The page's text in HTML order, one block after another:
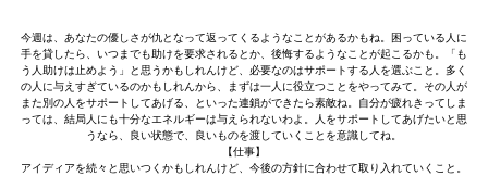
今週は、あなたの優しさが仇となって返ってくるようなことがあるかもね。困っている人に
手を貸したら、いつまでも助けを要求されるとか、後悔するようなことが起こるかも。「も
う人助けは止めよう」と思うかもしれんけど、必要なのはサポートする人を選ぶこと。多く
の人に与えすぎているのかもしれんから、まずは一人に役立つことをやってみて。その人が
また別の人をサポートしてあげる、といった連鎖ができたら素敵ね。自分が疲れきってしま
っては、結局人にも十分なエネルギーは与えられないわよ。人をサポートしてあげたいと思
うなら、良い状態で、良いものを渡していくことを意識してね。
【仕事】
アイディアを続々と思いつくかもしれんけど、今後の方針に合わせて取り入れていくこと。